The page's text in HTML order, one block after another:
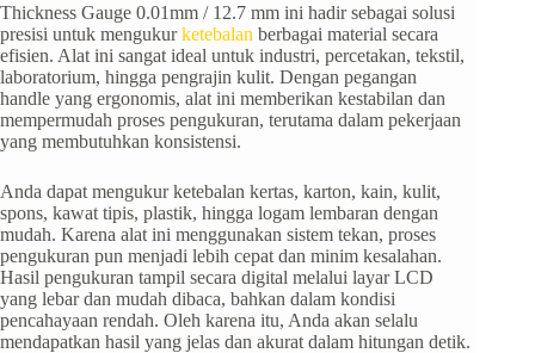
Thickness Gauge 0.01mm / 12.7 mm ini hadir sebagai solusi
presisi untuk mengukurketebalan berbagai material secara
efisien. Alat ini sangat ideal untuk industri, percetakan, tekstil,
laboratorium, hingga pengrajin kulit. Dengan pegangan
handle yang ergonomis, alat ini memberikan kestabilan dan
mempermudah proses pengukuran, terutama dalam pekerjaan
yang membutuhkan konsistensi.
Anda dapat mengukur ketebalan kertas, karton, kain, kulit,
spons, kawat tipis, plastik, hingga logam lembaran dengan
mudah. Karena alat ini menggunakan sistem tekan, proses
pengukuran pun menjadi lebih cepat dan minim kesalahan.
Hasil pengukuran tampil secara digital melalui layar LCD
yang lebar dan mudah dibaca, bahkan dalam kondisi
pencahayaan rendah. Oleh karena itu, Anda akan selalu
mendapatkan hasil yang jelas dan akurat dalam hitungan detik.